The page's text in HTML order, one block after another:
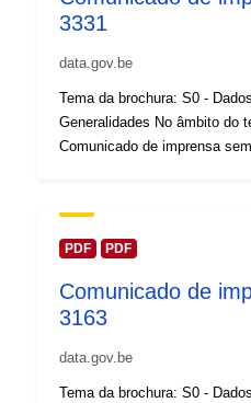
Identificadores:
Zakres czasowy:
3331
data.gov.be
Tema da brochura: S0 -
Generalidades No âmbito do
Comunicado de imprensa
PDF PDF
Comunicado de
3163
data.gov.be
Tema da brochura: S0 -